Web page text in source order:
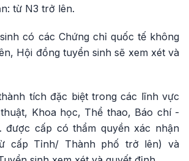
từ N3 trở lên.
có các Chứng chỉ quốc tế không
Hội đồng tuyển sinh sẽ xem xét và
tích đặc biệt trong các lĩnh vực
Khoa học, Thể thao, Báo chí -
được cấp có thẩm quyền xác nhận
cấp Tỉnh/ Thành phố trở lên) và